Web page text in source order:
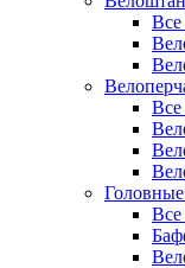
Все